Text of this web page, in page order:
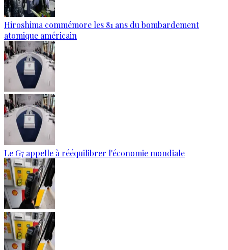
Hiroshima commémore les 81 ans du bombardement
atomique américain
Le G7 appelle à rééquilibrer l'économie mondiale